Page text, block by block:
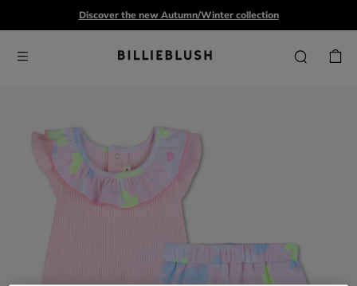
Discover the new Autumn/Winter collection